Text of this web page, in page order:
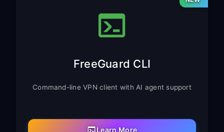
FreeGuard CLI
Command-line VPN client with AI agent support
Learn More